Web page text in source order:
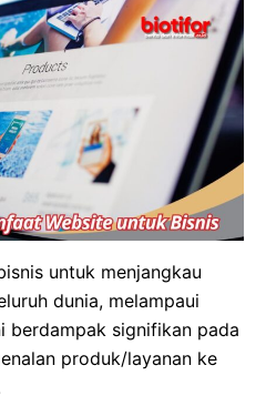
untuk menjangkau
dunia, melampaui
berdampak signifikan pada
produk/layanan ke